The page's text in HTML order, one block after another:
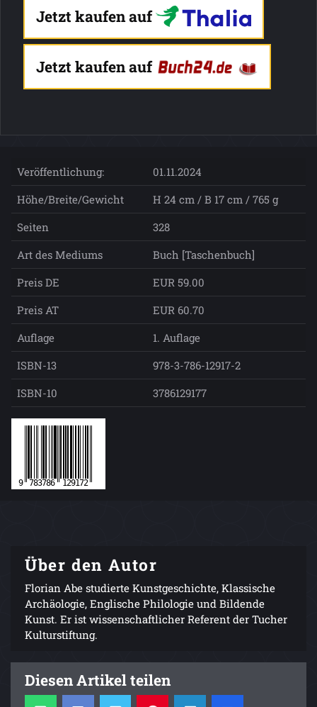
Jetzt kaufen auf
Jetzt kaufen auf
Veröffentlichung:
01.11.2024
Höhe/Breite/Gewicht
H 24 cm / B 17 cm / 765 g
Seiten
328
Art des Mediums
Buch [Taschenbuch]
Preis DE
EUR 59.00
Preis AT
EUR 60.70
Auflage
1. Auflage
ISBN-13
978-3-786-12917-2
ISBN-10
3786129177
Über den Autor
Florian Abe studierte Kunstgeschichte, Klassische
Archäologie, Englische Philologie und Bildende
Kunst. Er ist wissenschaftlicher Referent der Tucher
Kulturstiftung.
Diesen Artikel teilen